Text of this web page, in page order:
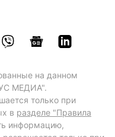
на данном
МЕДИА".
только при
в разделе "Правила
информацию,